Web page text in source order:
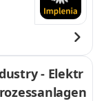
- Elektr